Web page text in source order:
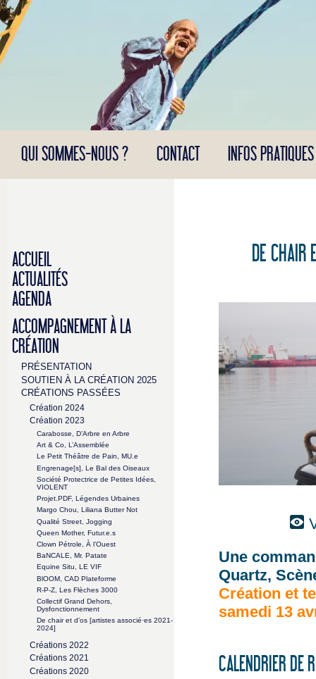
Panneau de gestion des cookies
QUI SOMMES-NOUS ? CONTACT INFOS PRATIQUES
ACCUEIL
ACTUALITÉS
AGENDA
ACCOMPAGNEMENT À LA
CRÉATION
PRÉSENTATION
SOUTIEN À LA CRÉATION 2025
CRÉATIONS PASSÉES
Création 2024
Création 2023
Carabosse, D’Arbre en Arbre
Art & Co, L’Assemblée
Le Petit Théâtre de Pain, MU.e
Engrenage[s], Le Bal des Oiseaux
Société Protectrice de Petites Idées,
VIOLENT
Projet.PDF, Légendes Urbaines
Margo Chou, Liliana Butter Not
Qualité Street, Jogging
Queen Mother, Futur.e.s
Clown Pétrole, À l’Ouest
BaNCALE, Mr. Patate
Equine Situ, LE VIF
BlOOM, CAD Plateforme
R-P-Z, Les Flèches 3000
Collectif Grand Dehors,
Dysfonctionnement
De chair et d’os [artistes associé·es 2021-
2024]
Créations 2022
Créations 2021
Créations 2020
DE CHAIR
Une
Quartz,
Création et
samedi 13
CALENDRIER DE